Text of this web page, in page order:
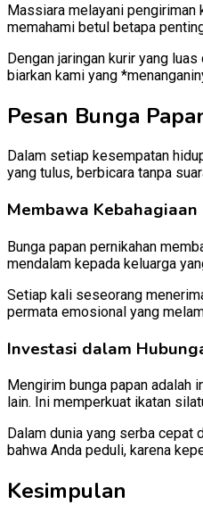
Massiara melayani pengiriman
memahami betul betapa
Dengan jaringan kurir yang
biarkan kami yang
Pesan Bunga
Dalam setiap kesempatan
yang tulus, berbicara tanpa
Membawa
Bunga papan pernikahan
mendalam kepada keluarga
Setiap kali seseorang
permata emosional yang
Investasi dalam
Mengirim bunga papan adalah
lain. Ini memperkuat ikatan
Dalam dunia yang serba cepat
bahwa Anda peduli, karena
Kesimpulan